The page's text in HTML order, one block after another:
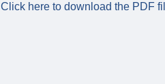
Click here to download the PDF